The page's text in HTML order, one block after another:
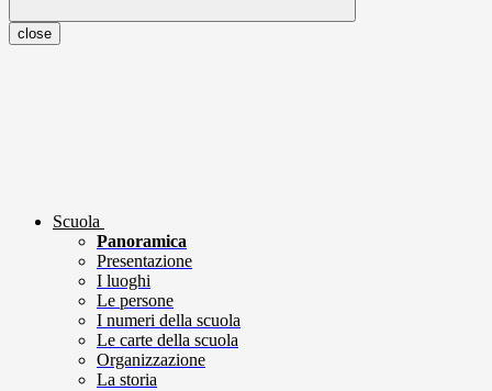
close
Scuola
Panoramica
Presentazione
I luoghi
Le persone
I numeri della scuola
Le carte della scuola
Organizzazione
La storia